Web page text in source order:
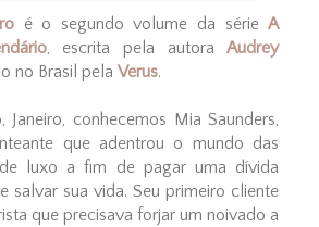
é o segundo volume da sérieA
, escrita pela autoraAudrey
no Brasil pela Verus.
conhecemos Mia Saunders,
que adentrou o mundo das
de luxo a fim de pagar uma dívida
salvar sua vida. Seu primeiro cliente
que precisava forjar um noivado a